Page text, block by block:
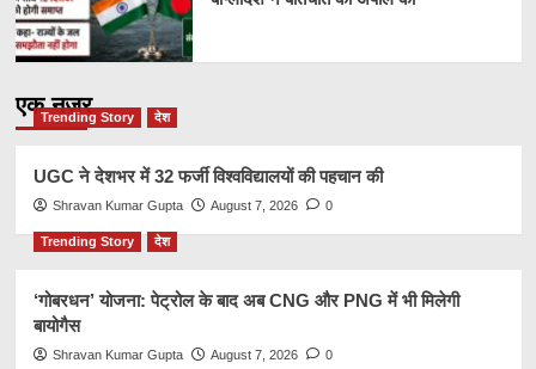
एक नज़र
Trending Story देश
UGC ने देशभर में 32 फर्जी विश्वविद्यालयों की पहचान की
Shravan Kumar Gupta August 7, 2026 0
Trending Story देश
‘गोबरधन’ योजना: पेट्रोल के बाद अब CNG और PNG में भी मिलेगी
बायोगैस
Shravan Kumar Gupta August 7, 2026 0